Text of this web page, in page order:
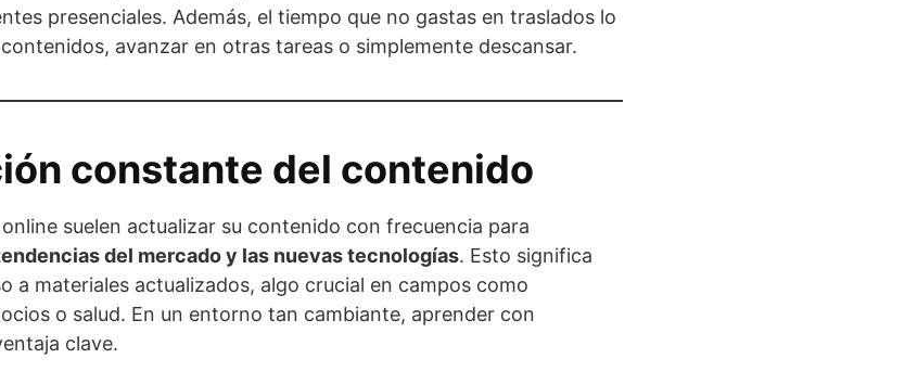
presenciales. Además, el tiempo que no gastas en traslados lo
avanzar en otras tareas o simplemente descansar.
constante del contenido
suelen actualizar su contenido con frecuencia para
del mercado y las nuevas tecnologías. Esto significa
a materiales actualizados, algo crucial en campos como
o salud. En un entorno tan cambiante, aprender con
clave.